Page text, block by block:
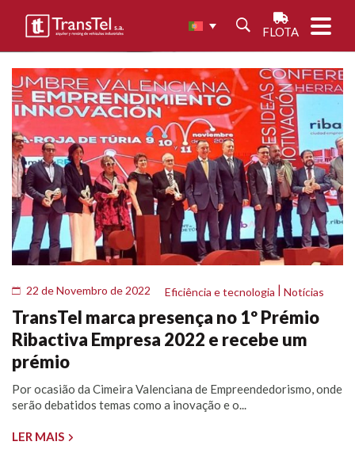
FLOTA
22 de Novembro de 2022 Eficiência e tecnologia | Notícias
TransTel marca presença no 1º Prémio
Ribactiva Empresa 2022 e recebe um
prémio
Por ocasião da Cimeira Valenciana de Empreendedorismo, onde
serão debatidos temas como a inovação e o...
LER MAIS